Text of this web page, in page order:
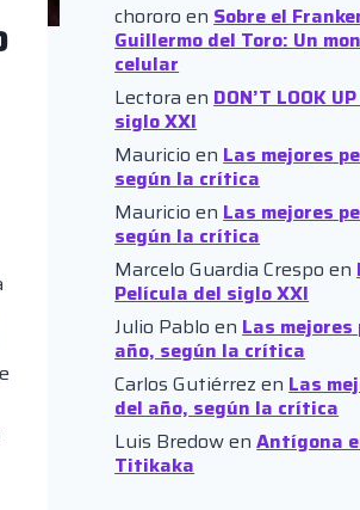
chororo enSobre el
Guillermo del Toro: Un
celular
Lectora enDON’T LOOK
siglo XXI
Mauricio enLas mejores
según la crítica
Mauricio enLas mejores
según la crítica
Marcelo Guardia Crespo en
Película del siglo XXI
Julio Pablo enLas
año, según la crítica
Carlos Gutiérrez enLas
del año, según la crítica
Luis BredowenAntígona
Titikaka